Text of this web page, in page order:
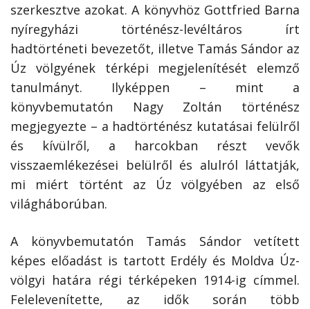
szerkesztve azokat. A könyvhöz Gottfried Barna
nyíregyházi történész-levéltáros írt
hadtörténeti bevezetőt, illetve Tamás Sándor az
Úz völgyének térképi megjelenítését elemző
tanulmányt. Ilyképpen – mint a
könyvbemutatón Nagy Zoltán történész
megjegyezte – a hadtörténész kutatásai felülről
és kívülről, a harcokban részt vevők
visszaemlékezései belülről és alulról láttatják,
mi miért történt az Úz völgyében az első
világháborúban.
A könyvbemutatón Tamás Sándor vetített
képes előadást is tartott Erdély és Moldva Úz-
völgyi határa régi térképeken 1914-ig címmel.
Felelevenítette, az idők során több